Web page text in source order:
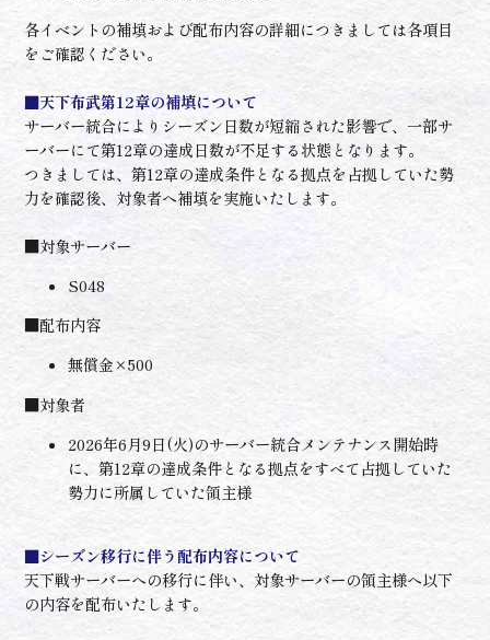
各イベントの補填および配布内容の詳細につきましては各項目
をご確認ください。
■天下布武第12章の補填について
サーバー統合によりシーズン日数が短縮された影響で、一部サ
ーバーにて第12章の達成日数が不足する状態となります。
つきましては、第12章の達成条件となる拠点を占拠していた勢
力を確認後、対象者へ補填を実施いたします。
■対象サーバー
S048
■配布内容
無償金×500
■対象者
2026年6月9日(火)のサーバー統合メンテナンス開始時
に、第12章の達成条件となる拠点をすべて占拠していた
勢力に所属していた領主様
■シーズン移行に伴う配布内容について
天下戦サーバーへの移行に伴い、対象サーバーの領主様へ以下
の内容を配布いたします。